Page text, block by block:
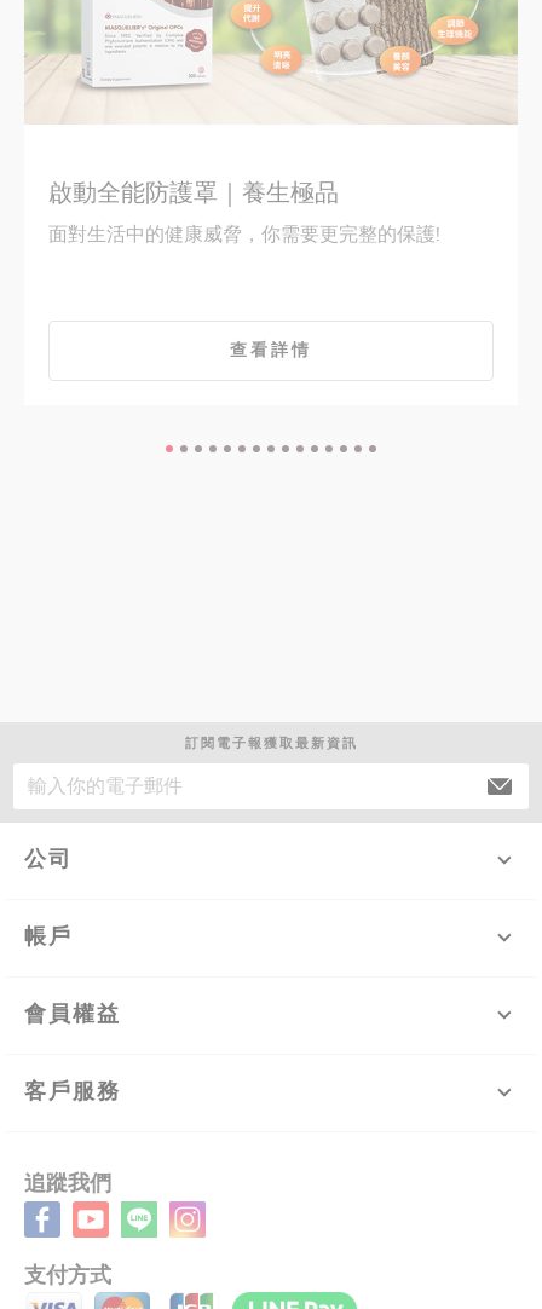
啟動全能防護罩｜養生極品
面對生活中的健康威脅，你需要更完整的保護!
查看詳情
訂閱電子報獲取最新資訊
公司
帳戶
會員權益
客戶服務
追蹤我們
支付方式